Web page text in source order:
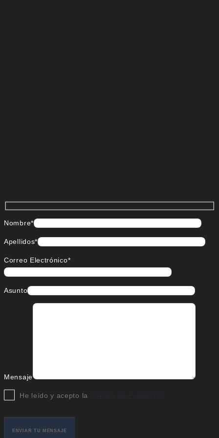
Nombre*
Apellidos*
Correo Electrónico*
Asunto
Mensaje
He leído y acepto la